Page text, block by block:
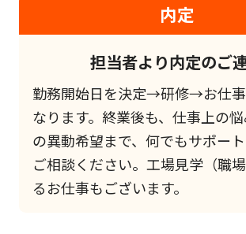
内定
担当者より内定のご
勤務開始日を決定→研修→お仕
なります。終業後も、仕事上の
の異動希望まで、何でもサポー
ご相談ください。工場見学（職
るお仕事もございます。